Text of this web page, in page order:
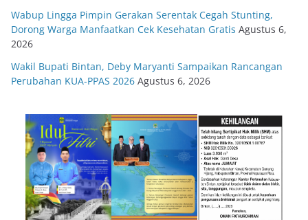
Wabup Lingga Pimpin Gerakan Serentak Cegah Stunting,
Dorong Warga Manfaatkan Cek Kesehatan Gratis Agustus 6,
2026
Wakil Bupati Bintan, Deby Maryanti Sampaikan Rancangan
Perubahan KUA-PPAS 2026 Agustus 6, 2026